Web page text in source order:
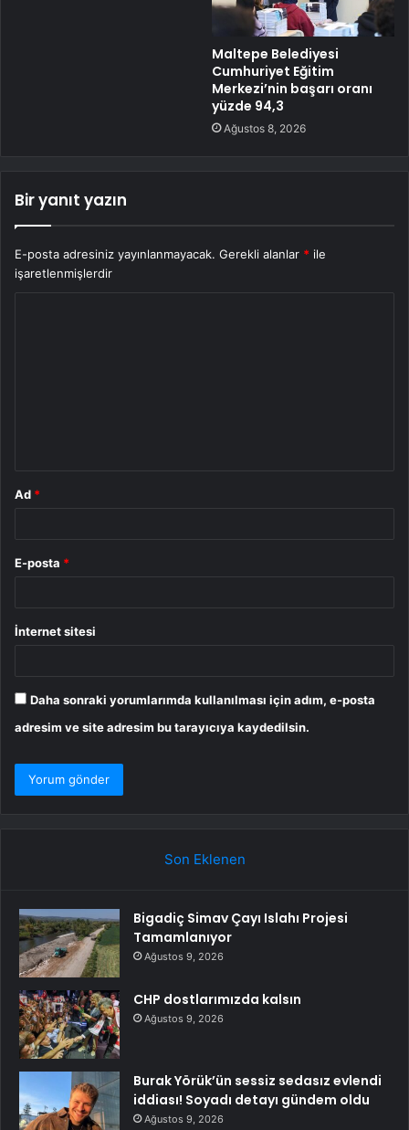
Maltepe Belediyesi
Cumhuriyet Eğitim
Merkezi’nin başarı oranı
yüzde 94,3
Ağustos 8, 2026
Bir yanıt yazın
E-posta adresiniz yayınlanmayacak. Gerekli alanlar * ile
işaretlenmişlerdir
Ad *
E-posta *
İnternet sitesi
Daha sonraki yorumlarımda kullanılması için adım, e-posta
adresim ve site adresim bu tarayıcıya kaydedilsin.
Son Eklenen
Bigadiç Simav Çayı Islahı Projesi
Tamamlanıyor
Ağustos 9, 2026
CHP dostlarımızda kalsın
Ağustos 9, 2026
Burak Yörük’ün sessiz sedasız evlendi
iddiası! Soyadı detayı gündem oldu
Ağustos 9, 2026